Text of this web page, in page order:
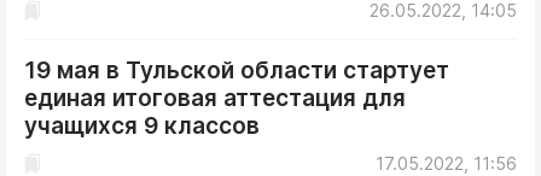
26.05.2022, 14:05
19 мая в Тульской области стартует
единая итоговая аттестация для
учащихся 9 классов
17.05.2022, 11:56